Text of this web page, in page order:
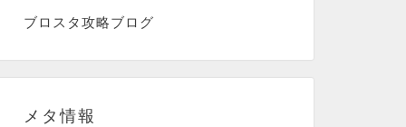
ブロスタ攻略ブログ
メタ情報